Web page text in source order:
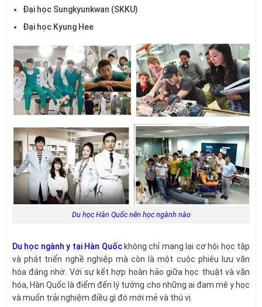
Đại học Sungkyunkwan (SKKU)
Đại học Kyung Hee
Du học Hàn Quốc nên học ngành nào
Du học ngành y tại Hàn Quốckhông chỉ mang lại cơ hội học tập
và phát triển nghề nghiệp mà còn là một cuộc phiêu lưu văn
hóa đáng nhớ. Với sự kết hợp hoàn hảo giữa học thuật và văn
hóa, Hàn Quốc là điểm đến lý tưởng cho những ai đam mê y học
và muốn trải nghiệm điều gì đó mới mẻ và thú vị.